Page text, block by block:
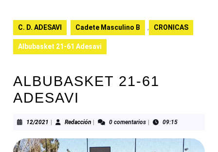
C. D. ADESAVI Cadete Masculino B , CRONICAS
Albubasket 21-61 Adesavi
ALBUBASKET 21-61
ADESAVI
12/2021 12/2021RedacciónRedacción0 comentarios 09:15